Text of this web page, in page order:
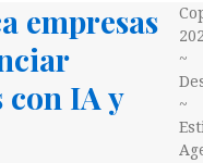
empresas
con IA y
~
~